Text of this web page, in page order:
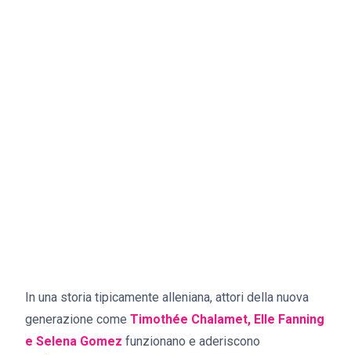
In una storia tipicamente alleniana, attori della nuova
generazione come Timothée Chalamet, Elle Fanning
e Selena Gomez funzionano e aderiscono